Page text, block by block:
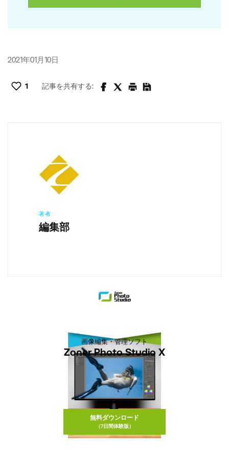
2021年01月10日
1 記事を共有する:
著者
編集部
画像編集・管理ソフト
Zoner Photo Studio X
無料ダウンロード
（7日間体験版）